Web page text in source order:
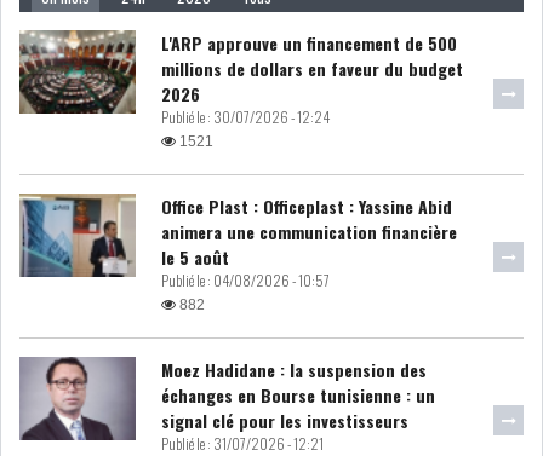
MICHKET SLAMA KHALDI
REMPLACE SIHEM BOUG...
MAGHREB
ALGÉRIE MAROC
LIBYE MAURITANIE
L'ARP approuve un financement de 500
millions de dollars en faveur du budget
2026
Publié le : 30/07/2026 - 12:24
1521
Office Plast : Officeplast : Yassine Abid
animera une communication financière
le 5 août
Publié le : 04/08/2026 - 10:57
882
Moez Hadidane : la suspension des
échanges en Bourse tunisienne : un
signal clé pour les investisseurs
Publié le : 31/07/2026 - 12:21